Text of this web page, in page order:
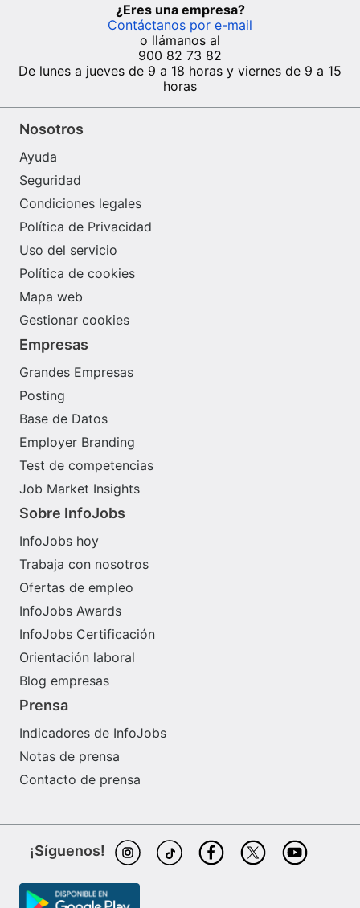
¿Eres una empresa?
Contáctanos por e-mail
o llámanos al
900 82 73 82
De lunes a jueves de 9 a 18 horas y viernes de 9 a 15
horas
Nosotros
Ayuda
Seguridad
Condiciones legales
Política de Privacidad
Uso del servicio
Política de cookies
Mapa web
Gestionar cookies
Empresas
Grandes Empresas
Posting
Base de Datos
Employer Branding
Test de competencias
Job Market Insights
Sobre InfoJobs
InfoJobs hoy
Trabaja con nosotros
Ofertas de empleo
InfoJobs Awards
InfoJobs Certificación
Orientación laboral
Blog empresas
Prensa
Indicadores de InfoJobs
Notas de prensa
Contacto de prensa
¡Síguenos!